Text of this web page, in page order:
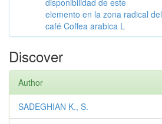
disponibilidad de este
elemento en la zona radical del
café Coffea arabica L
Discover
Author
SADEGHIAN K., S.